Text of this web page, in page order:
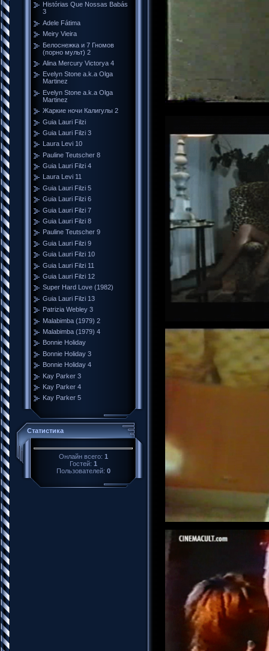
Histórias Que Nossas Babás
3
Adele Fátima
Meiry Vieira
Белоснежка и 7 Гномов
(порно мульт) 2
Alina Mercury Victorya 4
Evelyn Stone a.k.a Olga
Martinez
Evelyn Stone a.k.a Olga
Martinez
Жаркие ночи Калигулы 2
Guia Lauri Filzi
Guia Lauri Filzi 3
Laura Levi 10
Pauline Teutscher 8
Guia Lauri Filzi 4
Laura Levi 11
Guia Lauri Filzi 5
Guia Lauri Filzi 6
Guia Lauri Filzi 7
Guia Lauri Filzi 8
Pauline Teutscher 9
Guia Lauri Filzi 9
Guia Lauri Filzi 10
Guia Lauri Filzi 11
Guia Lauri Filzi 12
Super Hard Love (1982)
Guia Lauri Filzi 13
Patrizia Webley 3
Malabimba (1979) 2
Malabimba (1979) 4
Bonnie Holiday
Bonnie Holiday 3
Bonnie Holiday 4
Kay Parker 3
Kay Parker 4
Kay Parker 5
Статистика
Онлайн всего: 1
Гостей: 1
Пользователей: 0